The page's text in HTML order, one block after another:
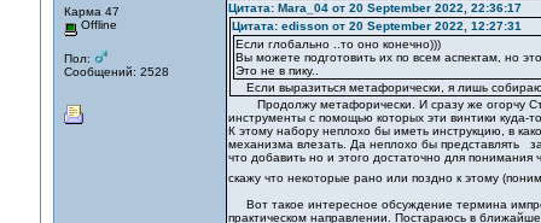
Карма 47
Offline
Пол:
Сообщений: 2528
Цитата: Mara_04 от 20 September 2022, 22:36:17
Цитата: edisson от 20 September 2022, 12:27:31
Если глобально ..то оно конечно)))
Вы можете подготовить их по всем аспектам, но
Это не в пику..
Если выразиться метафорически, я лишь
Продолжу метафорически. И сразу же огорчу
инструменты с помощью которых эти винтики
К этому набору неплохо бы иметь инструкцию, в
механизма влезать. Да неплохо бы представлять
что добавить но и этого достаточно для
скажу что некоторые рано или поздно к этому
Вот такое интересное обсуждение термина
практическом направлении. Постараюсь в